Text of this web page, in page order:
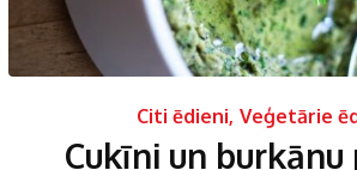
Citi ēdieni, Veģetārie
Cukīni un